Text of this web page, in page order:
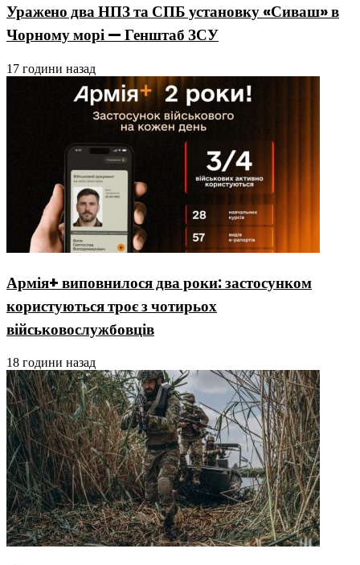
Уражено два НПЗ та СПБ установку «Сиваш» в
Чорному морі — Генштаб ЗСУ
17 години назад
Армія+ виповнилося два роки: застосунком
користуються троє з чотирьох
військовослужбовців
18 години назад